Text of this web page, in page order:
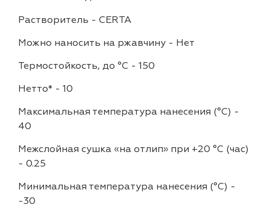
Растворитель - CERTA
Можно наносить на ржавчину - Нет
Термостойкость, до °C - 150
Нетто* - 10
Максимальная температура нанесения (°С) -
40
Межслойная сушка «на отлип» при +20 °С (час)
- 0.25
Минимальная температура нанесения (°С) -
-30